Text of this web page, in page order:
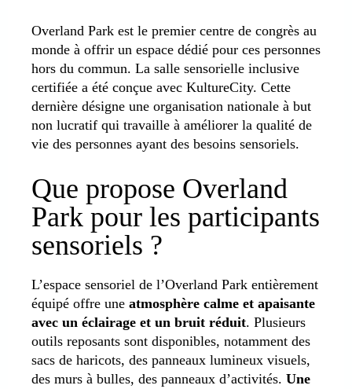
Overland Park est le premier centre de congrès au
monde à offrir un espace dédié pour ces personnes
hors du commun. La salle sensorielle inclusive
certifiée a été conçue avec KultureCity. Cette
dernière désigne une organisation nationale à but
non lucratif qui travaille à améliorer la qualité de
vie des personnes ayant des besoins sensoriels.
Que propose Overland
Park pour les participants
sensoriels ?
L’espace sensoriel de l’Overland Park entièrement
équipé offre une atmosphère calme et apaisante
avec un éclairage et un bruit réduit. Plusieurs
outils reposants sont disponibles, notamment des
sacs de haricots, des panneaux lumineux visuels,
des murs à bulles, des panneaux d’activités. Une